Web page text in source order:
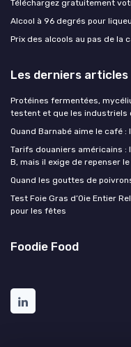
Téléchargez gratuitement
Alcool à 96 degrés pour
Prix des alcools au pas de la
Les derniers articles
Protéines fermentées,
testent et que les industriels
Quand Barnabé aime le café
Tarifs douaniers américains
B, mais il exige de repenser
Quand les gouttes de
Test Foie Gras d’Oie Entier
pour les fêtes
Foodie Food